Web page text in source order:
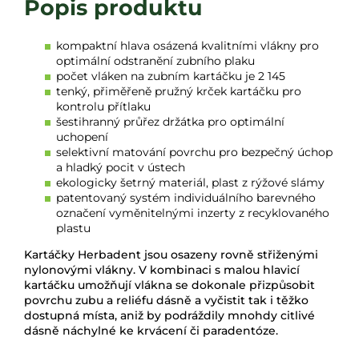
kompaktní hlava osázená kvalitními vlákny pro
optimální odstranění zubního plaku
počet vláken na zubním kartáčku je 2 145
tenký, přiměřeně pružný krček kartáčku pro
kontrolu přítlaku
šestihranný průřez držátka pro optimální
uchopení
selektivní matování povrchu pro bezpečný úchop
a hladký pocit v ústech
ekologicky šetrný materiál, plast z rýžové slámy
patentovaný systém individuálního barevného
označení vyměnitelnými inzerty z recyklovaného
plastu
Kartáčky Herbadent jsou osazeny rovně střiženými
nylonovými vlákny. V kombinaci s malou hlavicí
kartáčku umožňují vlákna se dokonale přizpůsobit
povrchu zubu a reliéfu dásně a vyčistit tak i těžko
dostupná místa, aniž by podráždily mnohdy citlivé
dásně náchylné ke krvácení či paradentóze.